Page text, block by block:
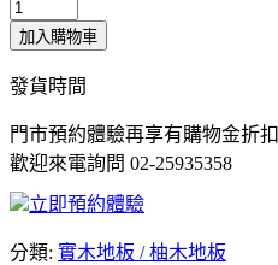
加入購物車
發貨時間
門市預約體驗再享有購物金折
歡迎來電詢問 02-25935358
立即預約體驗
分類: 實木地板 / 柚木地板